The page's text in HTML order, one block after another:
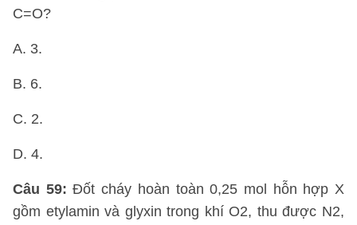
C=O?
A. 3.
B. 6.
C. 2.
D. 4.
Câu 59: Đốt cháy hoàn toàn 0,25 mol hỗn hợp X
gồm etylamin và glyxin trong khí O2, thu được N2,